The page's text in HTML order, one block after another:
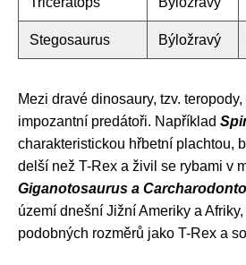
Stegosaurus Býložravý
Mezi dravé dinosaury, tzv.
impozantní predátoři. Například
charakteristickou hřbetní plachtou,
delší než T-Rex a živil se rybami v
Giganotosaurus a
území dnešní Jižní Ameriky a
podobných rozměrů jako T-Rex a